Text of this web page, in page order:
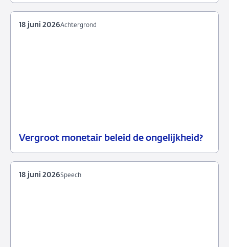
Vergroot monetair beleid de ongelijkheid?
2026
Achtergrond
18 juni 2026
Speech
18 juni 2026